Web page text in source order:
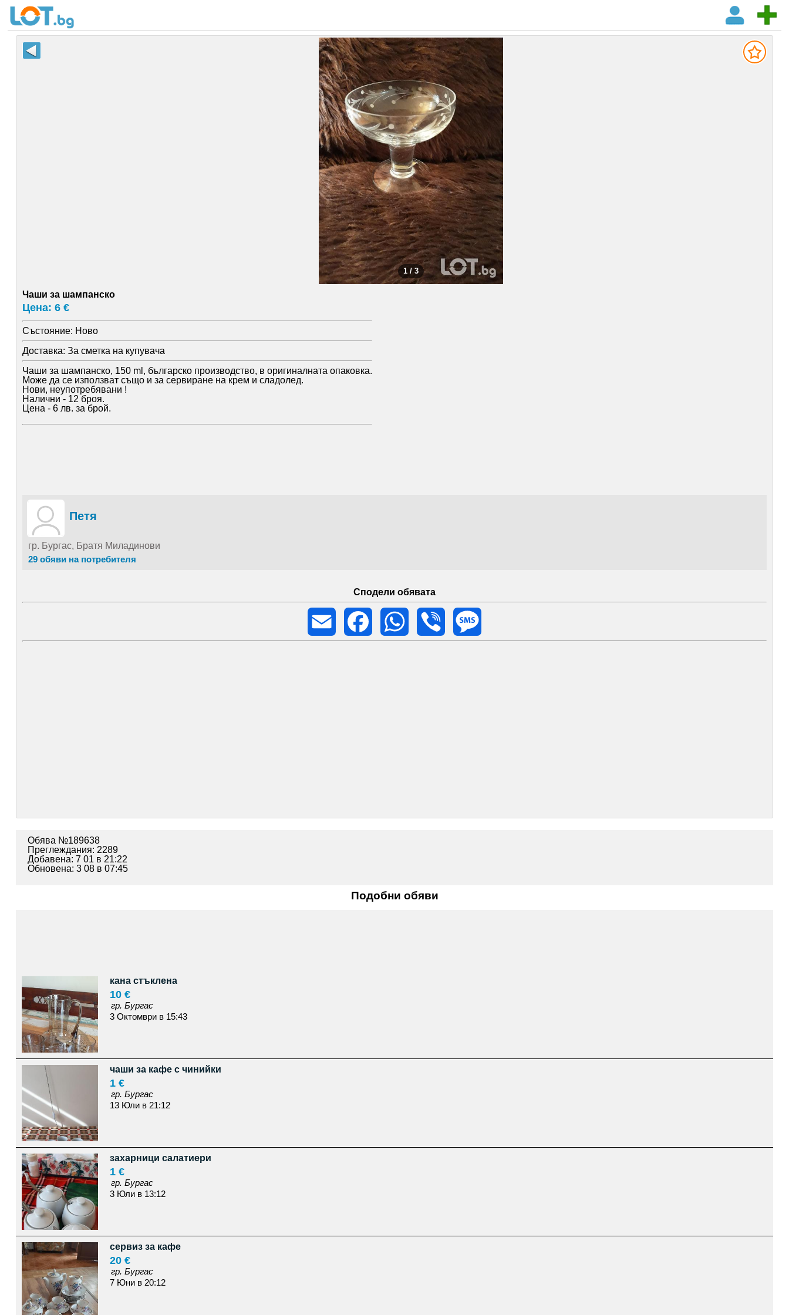
1 / 3
Чаши за шампанско
Цена: 6 €
Състояние: Ново
Доставка: За сметка на купувача
Чаши за шампанско, 150 ml, българско производство, в оригиналната опаковка.
Може да се използват също и за сервиране на крем и сладолед.
Нови, неупотребявани !
Налични - 12 броя.
Цена - 6 лв. за брой.
Петя
гр. Бургас, Братя Миладинови
29 обяви на потребителя
Сподели обявата
Email
Facebook WhatsApp Viber
Обява №189638
Преглеждания: 2289
Добавена: 7 01 в 21:22
Обновена: 3 08 в 07:45
Подобни обяви
кана стъклена
10 €
гр. Бургас
3 Октомври в 15:43
чаши за кафе с чинийки
1 €
гр. Бургас
13 Юли в 21:12
захарници салатиери
1 €
гр. Бургас
3 Юли в 13:12
сервиз за кафе
20 €
гр. Бургас
7 Юни в 20:12